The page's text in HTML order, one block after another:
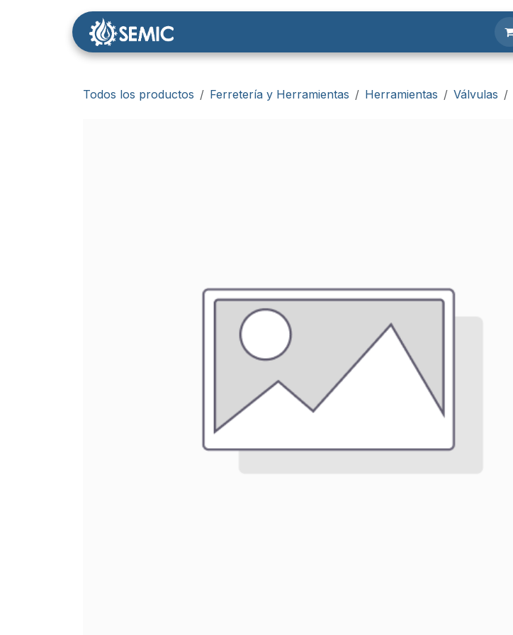
Todos los productos Ferretería y Herramientas Herramientas Válvulas